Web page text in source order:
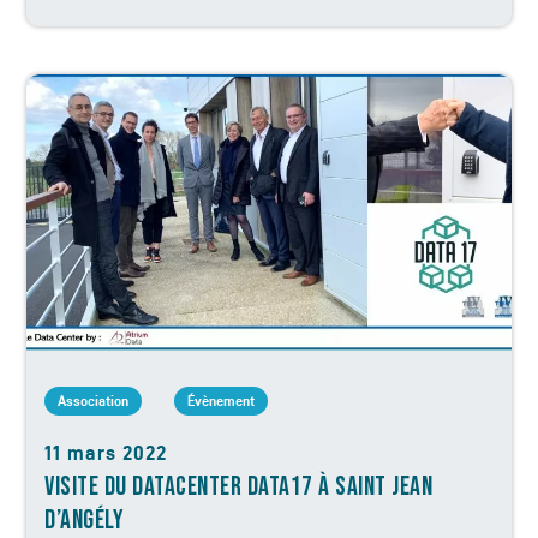
Association Évènement
11 mars 2022
VISITE DU DATACENTER DATA17 À SAINT JEAN
D’ANGÉLY